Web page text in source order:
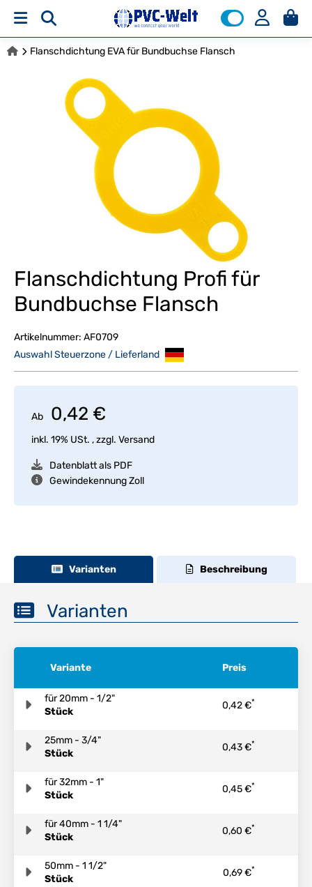
Flanschdichtung EVA für Bundbuchse Flansch
Flanschdichtung Profi für
Bundbuchse Flansch
Artikelnummer: AF0709
Auswahl Steuerzone / Lieferland
Ab 0,42 €
inkl. 19% USt. , zzgl. Versand
Datenblatt als PDF
Gewindekennung Zoll
Varianten Beschreibung
Varianten
Variante Preis
für 20mm - 1/2"
Stück
0,42 €*
25mm - 3/4"
Stück
0,43 €*
für 32mm - 1"
Stück
0,45 €*
für 40mm - 1 1/4"
Stück
0,60 €*
50mm - 1 1/2"
Stück
0,69 €*